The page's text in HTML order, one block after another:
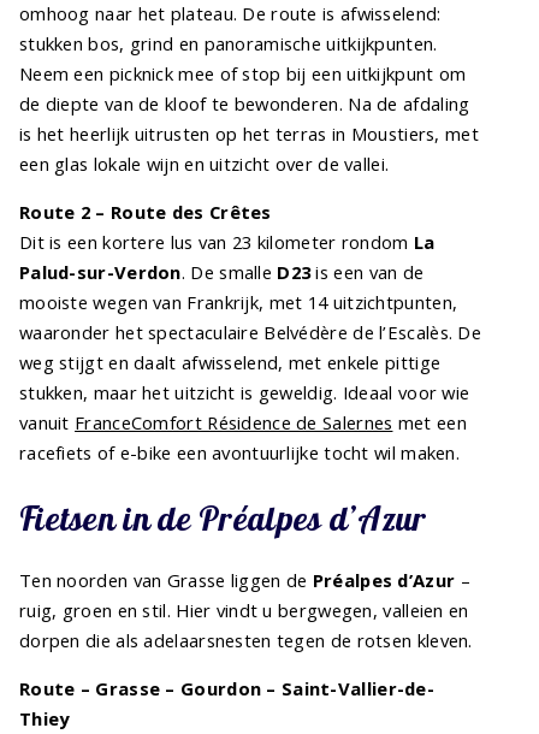
omhoog naar het plateau. De route is afwisselend:
stukken bos, grind en panoramische uitkijkpunten.
Neem een picknick mee of stop bij een uitkijkpunt om
de diepte van de kloof te bewonderen. Na de afdaling
is het heerlijk uitrusten op het terras in Moustiers, met
een glas lokale wijn en uitzicht over de vallei.
Route 2 – Route des Crêtes
Dit is een kortere lus van 23 kilometer rondom La
Palud-sur-Verdon. De smalle D23is een van de
mooiste wegen van Frankrijk, met 14 uitzichtpunten,
waaronder het spectaculaire Belvédère de l’Escalès. De
weg stijgt en daalt afwisselend, met enkele pittige
stukken, maar het uitzicht is geweldig. Ideaal voor wie
vanuit FranceComfort Résidence de Salernes met een
racefiets of e-bike een avontuurlijke tocht wil maken.
Fietsen in de Préalpes d’Azur
Ten noorden van Grasse liggen de Préalpes d’Azur –
ruig, groen en stil. Hier vindt u bergwegen, valleien en
dorpen die als adelaarsnesten tegen de rotsen kleven.
Route – Grasse – Gourdon – Saint-Vallier-de-
Thiey